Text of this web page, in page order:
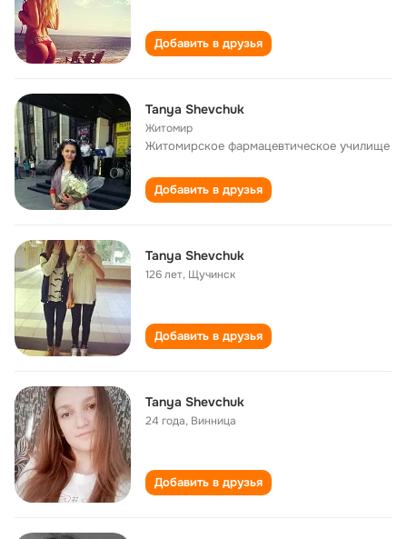
Добавить в друзья
Tanya Shevchuk
Житомир
Житомирское фармацевтическое училище
Добавить в друзья
Tanya Shevchuk
126 лет, Щучинск
Добавить в друзья
Tanya Shevchuk
24 года, Винница
Добавить в друзья